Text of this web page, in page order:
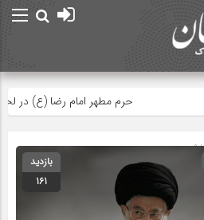
حرم مطهر امام رضا (ع) در لحظه
بازدید
161